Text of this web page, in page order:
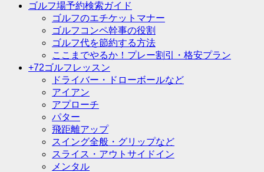
ゴルフ場予約検索ガイド
ゴルフのエチケットマナー
ゴルフコンペ幹事の役割
ゴルフ代を節約する方法
ここまでやるか！プレー割引・格安プラン
+72ゴルフレッスン
ドライバー・ドローボールなど
アイアン
アプローチ
パター
飛距離アップ
スイング全般・グリップなど
スライス・アウトサイドイン
メンタル